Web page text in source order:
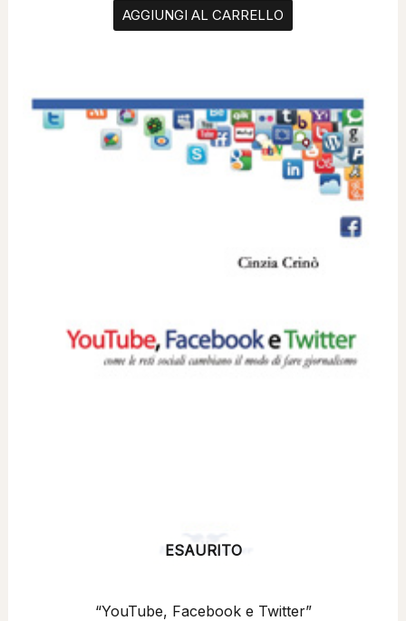
AGGIUNGI AL CARRELLO
ESAURITO
“YouTube, Facebook e Twitter”